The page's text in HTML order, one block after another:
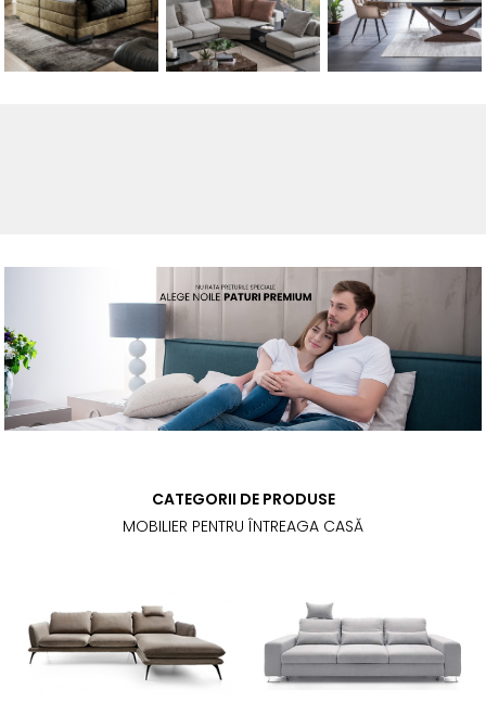
CATEGORII DE PRODUSE
MOBILIER PENTRU ÎNTREAGA CASĂ